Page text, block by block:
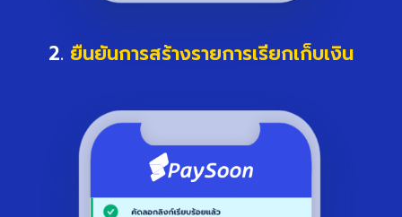
2. ยืนยันการสร้างรายการเรียกเก็บเงิน